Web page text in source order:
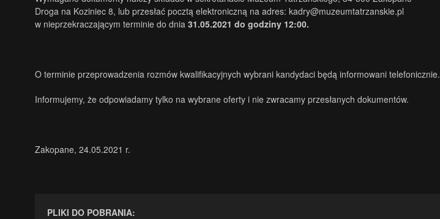
Droga na Koziniec 8, lub przesłać pocztą elektroniczną na adres: kadry@muzeumtatrzanskie.pl
w nieprzekraczającym terminie do dnia 31.05.2021 do godziny 12:00.
O terminie przeprowadzenia rozmów kwalifikacyjnych wybrani kandydaci będą informowani telefonicznie.
Informujemy, że odpowiadamy tylko na wybrane oferty i nie zwracamy przesłanych dokumentów.
Zakopane, 24.05.2021 r.
PLIKI DO POBRANIA: